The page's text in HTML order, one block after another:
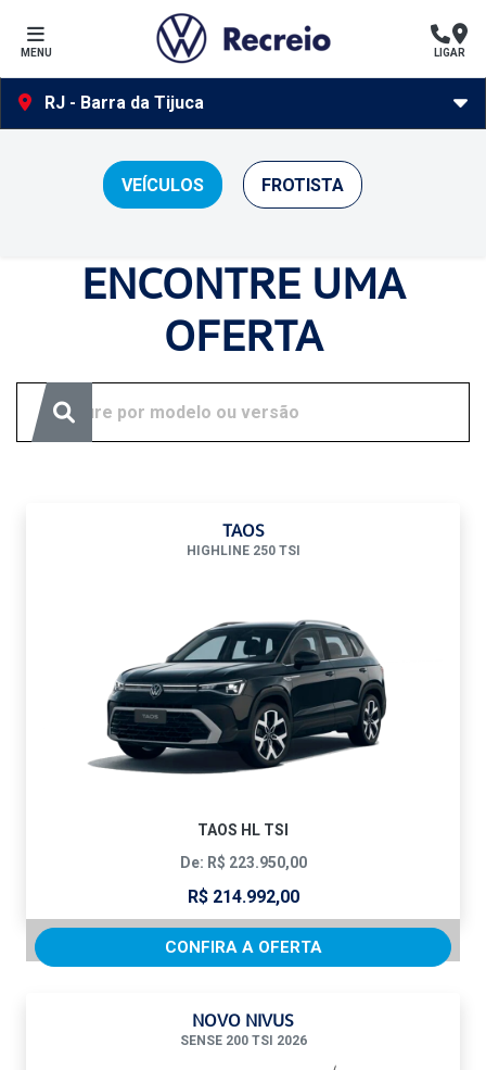
MENU LIGAR
RJ - Barra da Tijuca
VEÍCULOS FROTISTA
Ofertas Volkswagen Recreio
Clique e solicite sua proposta.
ENCONTRE UMA
OFERTA
TAOS
HIGHLINE 250 TSI
TAOS HL TSI
De: R$ 223.950,00
R$ 214.992,00
CONFIRA A OFERTA
NOVO NIVUS
SENSE 200 TSI 2026